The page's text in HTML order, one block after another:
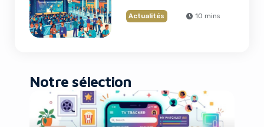
Actualités 10 mins
Notre sélection